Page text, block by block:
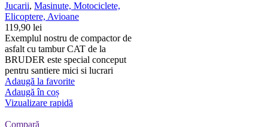
Jucarii, Masinute, Motociclete,
Elicoptere, Avioane
119,90 lei
Exemplul nostru de compactor de
asfalt cu tambur CAT de la
BRUDER este special conceput
pentru santiere mici si lucrari
Adaugă la favorite
Adaugă în coș
Vizualizare rapidă
Compară